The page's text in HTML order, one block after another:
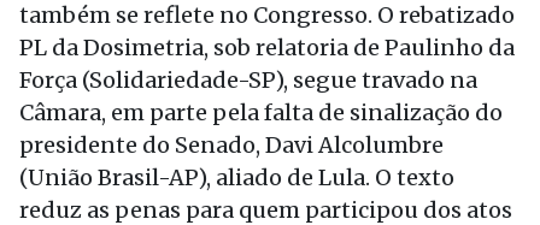
também se reflete no Congresso. O rebatizado
PL da Dosimetria, sob relatoria de Paulinho da
Força (Solidariedade-SP), segue travado na
Câmara, em parte pela falta de sinalização do
presidente do Senado, Davi Alcolumbre
(União Brasil-AP), aliado de Lula. O texto
reduz as penas para quem participou dos atos